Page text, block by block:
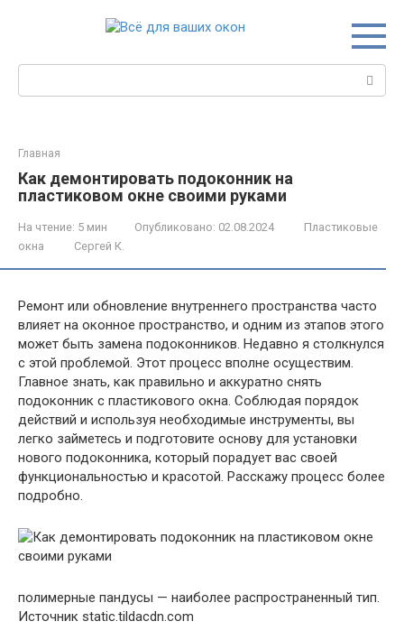
Главная
Как демонтировать подоконник на
пластиковом окне своими руками
На чтение: 5 мин Опубликовано: 02.08.2024
Пластиковые
окна
Сергей К.
Ремонт или обновление внутреннего пространства часто
влияет на оконное пространство, и одним из этапов этого
может быть замена подоконников. Недавно я столкнулся
с этой проблемой. Этот процесс вполне осуществим.
Главное знать, как правильно и аккуратно снять
подоконник с пластикового окна. Соблюдая порядок
действий и используя необходимые инструменты, вы
легко займетесь и подготовите основу для установки
нового подоконника, который порадует вас своей
функциональностью и красотой. Расскажу процесс более
подробно.
полимерные пандусы — наиболее распространенный тип.
Источник static.tildacdn.com